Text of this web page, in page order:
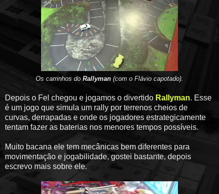
Os carrinhos do Rallyman (com o Flávio capotado).
Depois o Fel chegou e jogamos o divertido Rallyman. Esse
é um jogo que simula um rally por terrenos cheios de
curvas, derrapadas e onde os jogadores estrategicamente
tentam fazer as baterias nos menores tempos possíveis.
Muito bacana ele tem mecânicas bem diferentes para
movimentação e jogabilidade, gostei bastante, depois
escrevo mais sobre ele.